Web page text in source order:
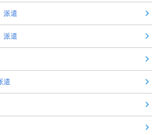
遣
遣
遣